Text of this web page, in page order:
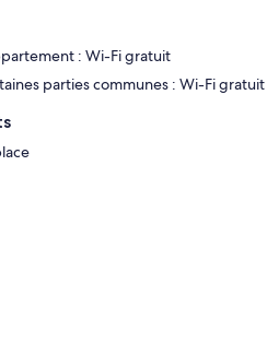
: Wi-Fi gratuit
parties communes : Wi-Fi gratuit